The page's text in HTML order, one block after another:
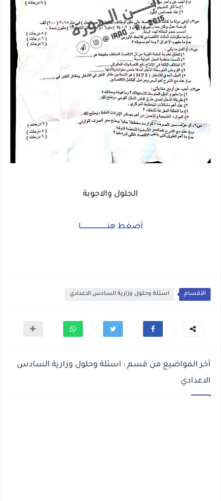
الحلول والاجوبة
أضغط هنــــــــــــــــــــــــــا
الأقسام اسئلة وحلول وزارية السادس الاعدادي
أخر المواضيع من قسم : اسئلة وحلول وزارية السادس
الاعدادي